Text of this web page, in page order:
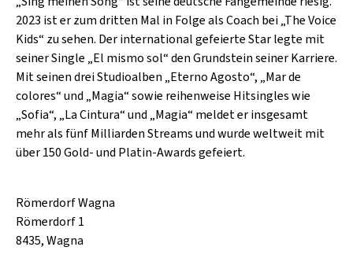
2023 ist er zum dritten Mal in Folge als Coach bei „The Voice
Kids“ zu sehen. Der international gefeierte Star legte mit
seiner Single „El mismo sol“ den Grundstein seiner Karriere.
Mit seinen drei Studioalben „Eterno Agosto“, „Mar de
colores“ und „Magia“ sowie reihenweise Hitsingles wie
„Sofia“, „La Cintura“ und „Magia“ meldet er insgesamt
mehr als fünf Milliarden Streams und wurde weltweit mit
über 150 Gold- und Platin-Awards gefeiert.
Römerdorf Wagna
Römerdorf 1
8435, Wagna